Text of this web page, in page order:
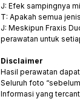
J: Efek sampingnya
T: Apakah semua
J: Meskipun Fraxis
perawatan untuk
Disclaimer
Hasil perawatan
Seluruh foto
Informasi yang